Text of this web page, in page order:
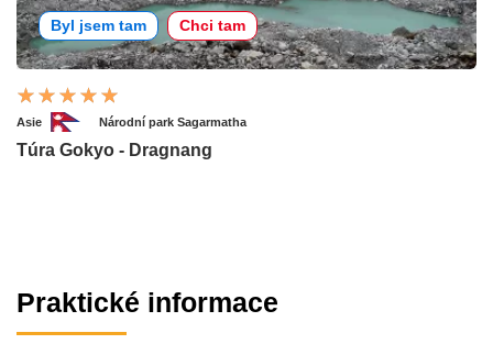
Byl jsem tam Chci tam
Asie Národní park Sagarmatha
Túra Gokyo - Dragnang
Praktické informace